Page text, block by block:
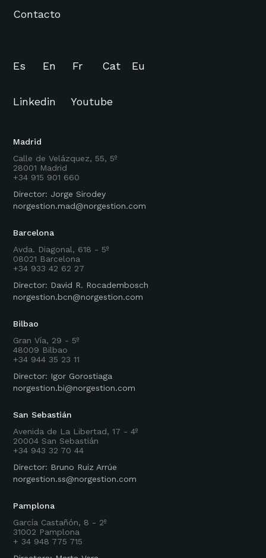
Contacto
Madrid
Calle de Velázquez, 55, 5º
28001 Madrid
+34 915 901 660
Director: Jorge Sirodey
norgestion.mad@norgestion.com
Barcelona
Avda. Diagonal, 618 - 5º
08021 Barcelona
+34 933 42 62 27
Director: David R. Rocadembosch
norgestion.bcn@norgestion.com
Bilbao
Gran Vía, 29 - 5º
48009 Bilbao
+34 944 35 23 11
Director: Igor Gorostiaga
norgestion.bi@norgestion.com
San Sebastián
Avenida de La Libertad, 17 - 4º
20004 San Sebastián
+34 943 32 70 44
Director: Bruno Ruiz Arrúe
norgestion.ss@norgestion.com
Pamplona
García Castañón, 8 - 2º
31002 Pamplona
+ 34 948 775 715
Es En Fr Cat Eu
Linkedin Youtube